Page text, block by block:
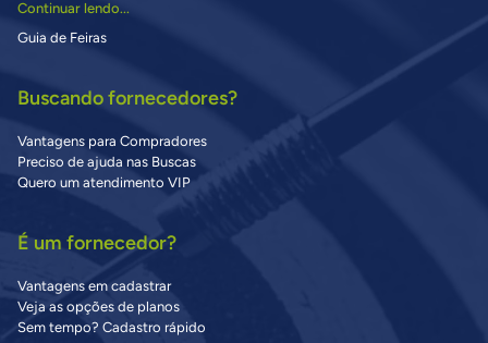
Continuar lendo...
Guia de Feiras
Buscando fornecedores?
Vantagens para Compradores
Preciso de ajuda nas Buscas
Quero um atendimento VIP
É um fornecedor?
Vantagens em cadastrar
Veja as opções de planos
Sem tempo? Cadastro rápido